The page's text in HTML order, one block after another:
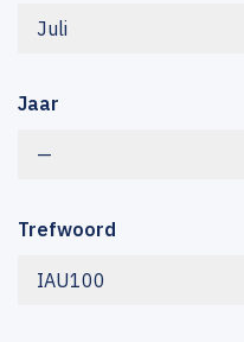
Juli
Jaar
—
Trefwoord
IAU100